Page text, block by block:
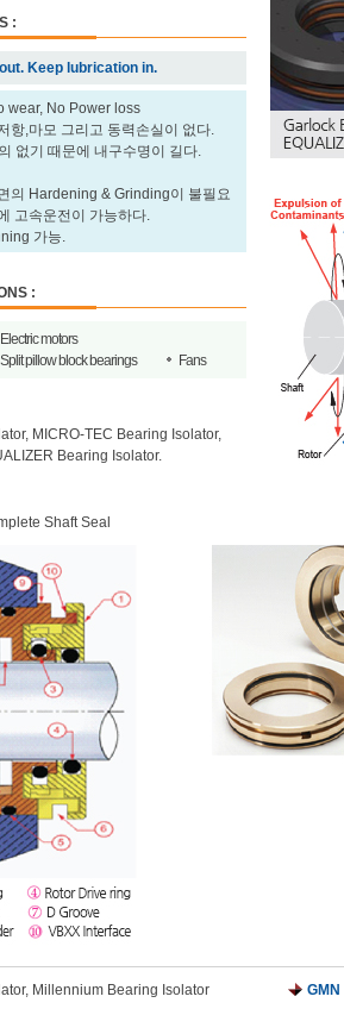
:
Keep lubrication in.
wear, No Power loss
항,마모 그리고 동력손실이 없다.
없기 때문에 내구수명이 길다.
의 Hardening & Grinding이 불필요
고속운전이 가능하다.
가능.
:
Electric motors
Split pillow block bearings Fans
MICRO-TEC Bearing Isolator,
Bearing Isolator.
Shaft Seal
Millennium Bearing Isolator GMN